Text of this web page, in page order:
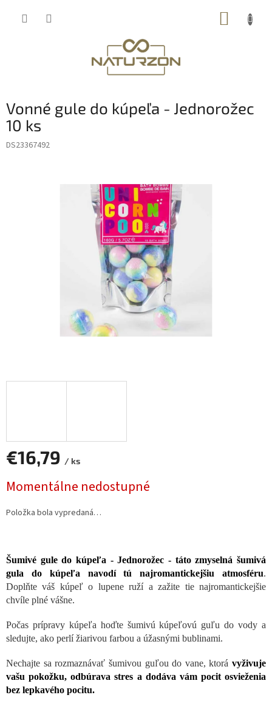
Vonné gule do kúpeľa - Jednorožec
10 ks
DS23367492
€16,79 / ks
cena:
Momentálne nedostupné
Položka bola vypredaná…
Šumivé gule do kúpeľa - Jednorožec - táto zmyselná šumivá
gula do kúpeľa navodí tú najromantickejšiu atmosféru.
Doplňte váš kúpeľ o lupene ruží a zažite tie najromantickejšie
chvíle plné vášne.
Počas prípravy kúpeľa hoďte šumivú kúpeľovú guľu do vody a
sledujte, ako perlí žiarivou farbou a úžasnými bublinami.
Nechajte sa rozmaznávať šumivou guľou do vane, ktorá vyživuje
vašu pokožku, odbúrava stres a dodáva vám pocit osvieženia
bez lepkavého pocitu.